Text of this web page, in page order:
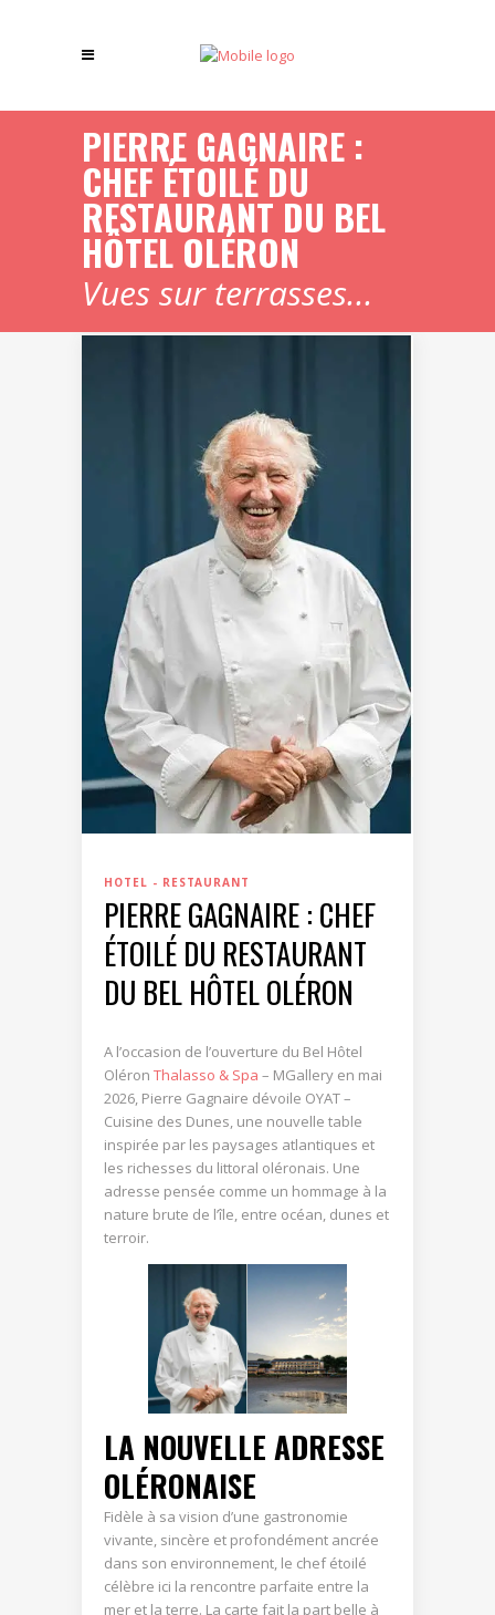
PIERRE GAGNAIRE :
CHEF ÉTOILÉ DU
RESTAURANT DU BEL
HÔTEL OLÉRON
Vues sur terrasses...
HOTEL - RESTAURANT
PIERRE GAGNAIRE : CHEF
ÉTOILÉ DU RESTAURANT
DU BEL HÔTEL OLÉRON
A l’occasion de l’ouverture du Bel Hôtel
Oléron Thalasso & Spa – MGallery en mai
2026, Pierre Gagnaire dévoile OYAT –
Cuisine des Dunes, une nouvelle table
inspirée par les paysages atlantiques et
les richesses du littoral oléronais. Une
adresse pensée comme un hommage à la
nature brute de l’île, entre océan, dunes et
terroir.
LA NOUVELLE ADRESSE
OLÉRONAISE
Fidèle à sa vision d’une gastronomie
vivante, sincère et profondément ancrée
dans son environnement, le chef étoilé
célèbre ici la rencontre parfaite entre la
mer et la terre. La carte fait la part belle à